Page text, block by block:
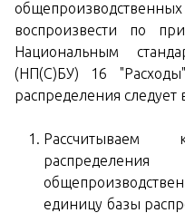
воспроизвести по
Национальным
(НП(С)БУ) 16
распределения
Рассчитываем
единицу базы